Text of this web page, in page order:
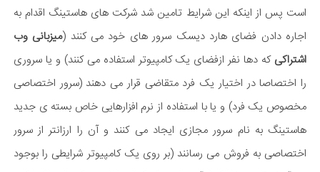
است پس از اینکه این شرایط تامین شد شرکت های هاستینگ اقدام به
اجاره دادن فضای هارد دیسک سرور های خود می کنند (میزبانی وب
اشتراکی که دها نفر ازفضای یک کامپیوتر استفاده می کنند) و یا سروری
را اختصاصا در اختیار یک فرد متقاضی قرار می دهند (سرور اختصاصی
مخصوص یک فرد) و یا با استفاده از نرم افزارهایی خاص بسته ی جدید
هاستینگ به نام سرور مجازی ایجاد می کنند و آن را ارزانتر از سرور
اختصاصی به فروش می رسانند (بر روی یک کامپیوتر شرایطی را بوجود